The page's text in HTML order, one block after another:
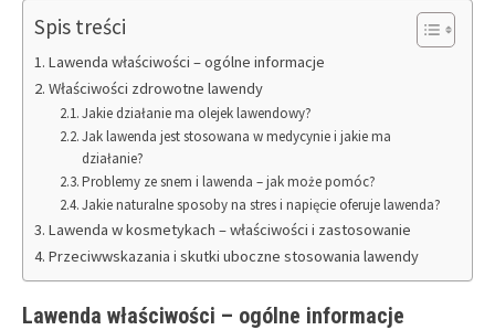
Spis treści
Lawenda właściwości – ogólne informacje
Właściwości zdrowotne lawendy
Jakie działanie ma olejek lawendowy?
Jak lawenda jest stosowana w medycynie i jakie ma
działanie?
Problemy ze snem i lawenda – jak może pomóc?
Jakie naturalne sposoby na stres i napięcie oferuje lawenda?
Lawenda w kosmetykach – właściwości i zastosowanie
Przeciwwskazania i skutki uboczne stosowania lawendy
Lawenda właściwości – ogólne informacje